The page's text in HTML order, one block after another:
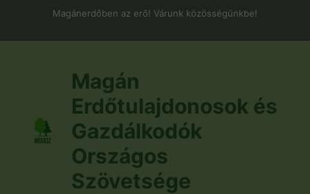
Magánerdőben az erő! Várunk közösségünkbe!
Magán
Erdőtulajdonosok és
Gazdálkodók
Országos
Szövetsége